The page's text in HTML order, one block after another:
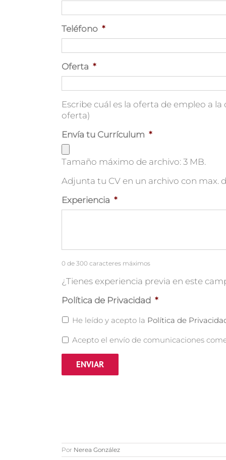
Teléfono *
Oferta *
Escribe cuál es la oferta de empleo a
oferta)
Envía tu Currículum *
Tamaño máximo de archivo: 3 MB.
Adjunta tu CV en un archivo con max.
Experiencia *
0 de 300 caracteres máximos
¿Tienes experiencia previa en este
Política de Privacidad *
He leído y acepto la Política de
Acepto el envío de comunicaciones
Por Nerea González